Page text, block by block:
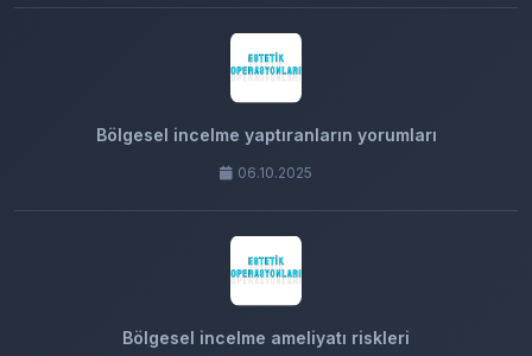
Bölgesel incelme yaptıranların yorumları
06.10.2025
Bölgesel incelme ameliyatı riskleri